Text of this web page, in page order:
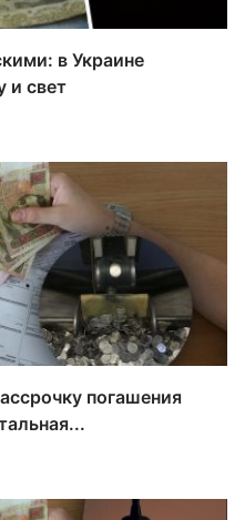
в Украине
и свет
погашения